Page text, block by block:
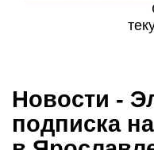
Новости -
подписка